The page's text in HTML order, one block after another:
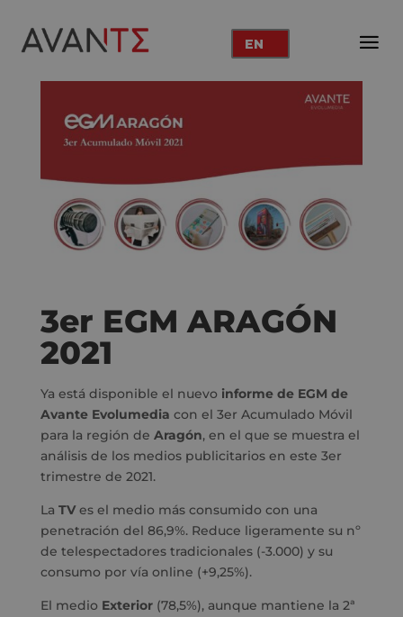
EN
3er EGM ARAGÓN
2021
Ya está disponible el nuevo informe de EGM de
Avante Evolumedia con el 3er Acumulado Móvil
para la región de Aragón, en el que se muestra el
análisis de los medios publicitarios en este 3er
trimestre de 2021.
La TVes el medio más consumido con una
penetración del 86,9%. Reduce ligeramente su nº
de telespectadores tradicionales (-3.000) y su
consumo por vía online (+9,25%).
El medio Exterior(78,5%), aunque mantiene la 2ª